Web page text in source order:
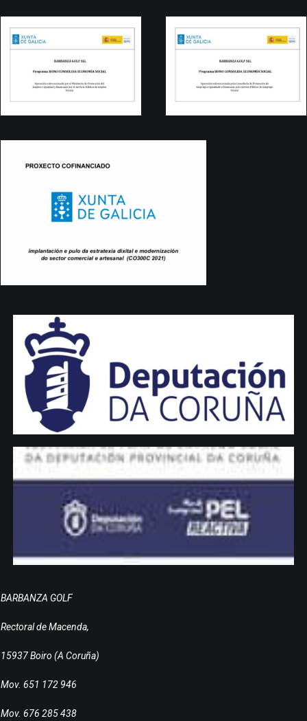
BARBANZA GOLF
Rectoral de Macenda,
15937 Boiro (A Coruña)
Mov. 651 172 946
Mov. 676 285 438